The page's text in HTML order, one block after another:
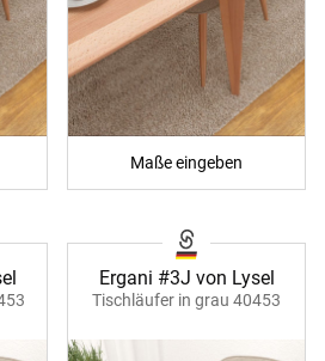
Maße eingeben
Ergani #3J von Lysel
Tischläufer in grau 40453